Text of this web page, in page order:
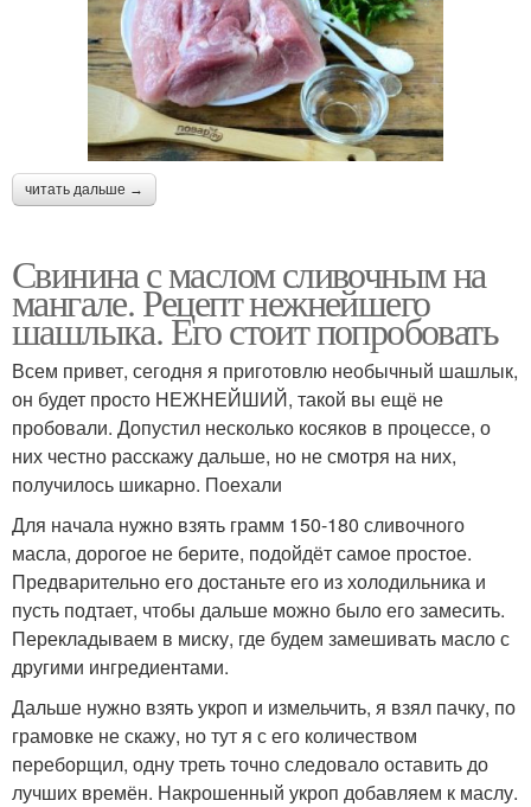
читать дальше →
Свинина с маслом сливочным на
мангале. Рецепт нежнейшего
шашлыка. Его стоит попробовать
Всем привет, сегодня я приготовлю необычный шашлык,
он будет просто НЕЖНЕЙШИЙ, такой вы ещё не
пробовали. Допустил несколько косяков в процессе, о
них честно расскажу дальше, но не смотря на них,
получилось шикарно. Поехали
Для начала нужно взять грамм 150-180 сливочного
масла, дорогое не берите, подойдёт самое простое.
Предварительно его достаньте его из холодильника и
пусть подтает, чтобы дальше можно было его замесить.
Перекладываем в миску, где будем замешивать масло с
другими ингредиентами.
Дальше нужно взять укроп и измельчить, я взял пачку, по
грамовке не скажу, но тут я с его количеством
переборщил, одну треть точно следовало оставить до
лучших времён. Накрошенный укроп добавляем к маслу.